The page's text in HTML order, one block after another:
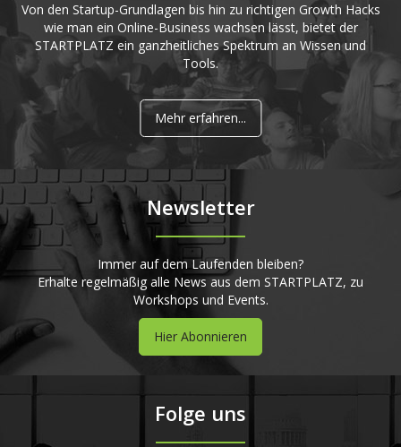
Von den Startup-Grundlagen bis hin zu richtigen Growth Hacks
wie man ein Online-Business wachsen lässt, bietet der
STARTPLATZ ein ganzheitliches Spektrum an Wissen und
Tools.
Mehr erfahren...
Newsletter
Immer auf dem Laufenden bleiben?
Erhalte regelmäßig alle News aus dem STARTPLATZ, zu
Workshops und Events.
Hier Abonnieren
Folge uns